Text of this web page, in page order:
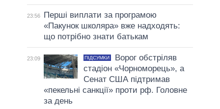
23:56
Перші виплати за програмою
«Пакунок школяра» вже надходять:
що потрібно знати батькам
23:09 ПІДСУМКИ
Ворог обстріляв
стадіон «Чорноморець», а
Сенат США підтримав
«пекельні санкції» проти рф. Головне
за день